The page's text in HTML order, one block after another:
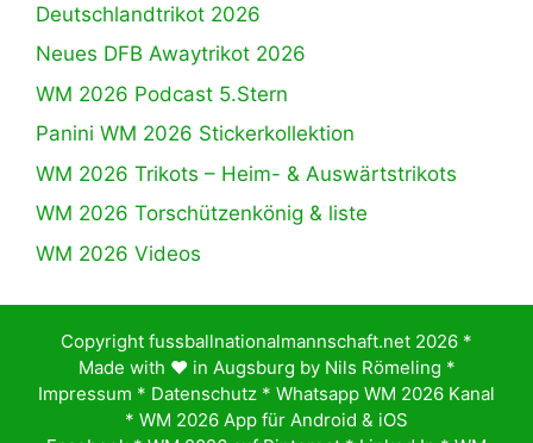
Deutschlandtrikot 2026
Neues DFB Awaytrikot 2026
WM 2026 Podcast 5.Stern
Panini WM 2026 Stickerkollektion
WM 2026 Trikots – Heim- & Auswärtstrikots
WM 2026 Torschützenkönig & liste
WM 2026 Videos
Copyright fussballnationalmannschaft.net 2026 *
Made with ♥️ in Augsburg by Nils Römeling *
Impressum * Datenschutz * Whatsapp WM 2026 Kanal
* WM 2026 App für Android & iOS